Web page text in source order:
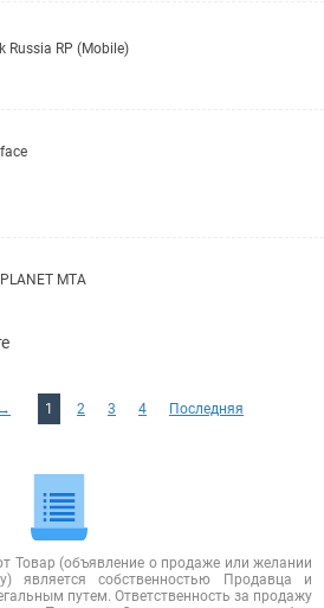
Russia RP (Mobile)
MTA
1 2 3 4
Последняя
Товар (объявление о продаже или желании
является собственностью Продавца и
путем. Ответственность за продажу